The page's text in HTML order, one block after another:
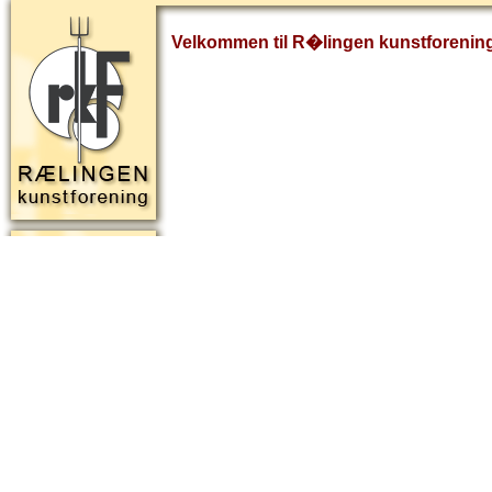
Velkommen til R�lingen